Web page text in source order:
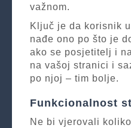
važnom.
Ključ je da korisnik
nađe ono po što je
ako se posjetitelj i
na vašoj stranici i
po njoj – tim bolje.
Funkcionalnost
Ne bi vjerovali